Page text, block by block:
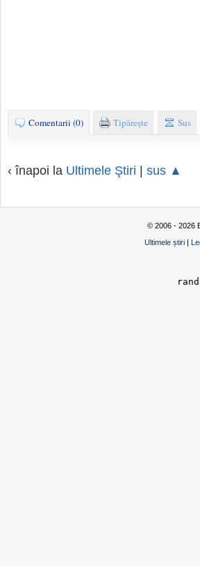
Comentarii (0) Tipăreşte Sus
‹ înapoi la Ultimele Ştiri | sus ▲
© 2006 - 2026
Ultimele știri |